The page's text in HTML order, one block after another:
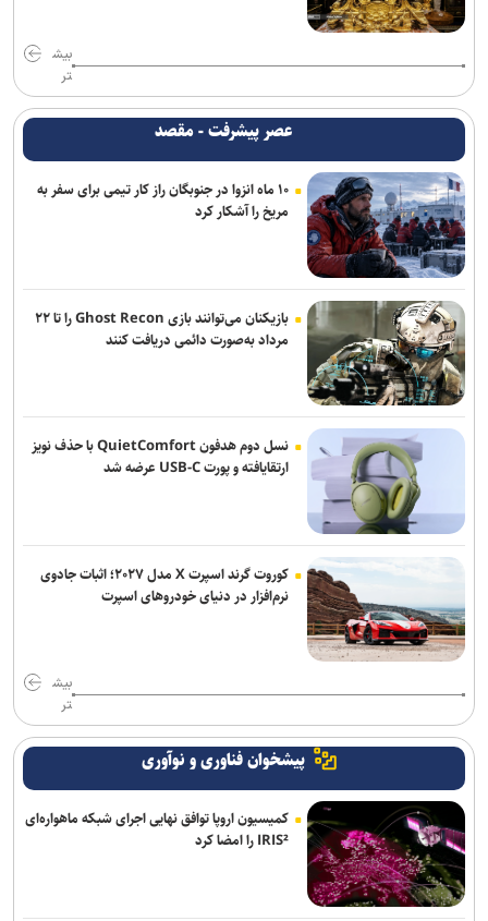
عارف: هوش مصنوعی زیرساخت حکمرانی متوازن و جهش اقتصادی کشور
سخنگوی سپاه: تنگه هرمز به ابزار استراتژیک قدرت تبدیل شده است
ذوالقدر: هرگز کوتاه نمی آییم؛ چه در جنگ و چه در مذاکره
سفر رئیس دستگاه اطلاعاتی عربستان به عراق
المیادین: درگیری‌های شدید میان تروریست‌های جولانی در ادلب/ تداوم
تجاوزات اشغالگران صهیونیست در جنوب سوریه
پزشکیان درخشش تیم ملی المپیاد هوش مصنوعی ایران در رقابت‌های
جهانی را تبریک گفت
دریادار ایرانی: خبرنگاران مجاهدان میدان آگاهی‌بخشی و تبیین حقیقت
هستند
دریادار سیاری: امروز هر خبر دقیق، تیری بر قلب امپراطوری دروغ است
هشدار درباره کاهش شدید ذخایر موشک‌های پاتریوت آمریکا و کشور‌های
خلیج فارس
بیش
تر
عصر پیشرفت - مقصد
۱۰ ماه انزوا در جنوبگان راز کار تیمی برای سفر به
مریخ را آشکار کرد
بازیکنان می‌توانند بازی Ghost Recon را تا ۲۲
مرداد به‌صورت دائمی دریافت کنند
نسل دوم هدفون QuietComfort با حذف نویز
ارتقایافته و پورت USB-C عرضه شد
کوروت گرند اسپرت X مدل ۲۰۲۷؛ اثبات جادوی
نرم‌افزار در دنیای خودروهای اسپرت
بیش
تر
پیشخوان فناوری و نوآوری
کمیسیون اروپا توافق نهایی اجرای شبکه ماهواره‌ای
IRIS² را امضا کرد